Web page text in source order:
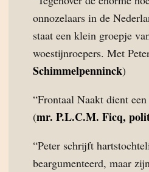
onnozelaars in de
staat een klein groepje
woestijnroepers. Met
Schimmelpenninck)
“Frontaal Naakt dient
(mr. P.L.C.M. Ficq,
“Peter schrijft
beargumenteerd, maar